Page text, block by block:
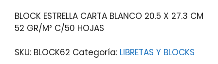
BLOCK ESTRELLA CARTA BLANCO 20.5 X 27.3 CM
52 GR/M² C/50 HOJAS
SKU: BLOCK62 Categoría: LIBRETAS Y BLOCKS